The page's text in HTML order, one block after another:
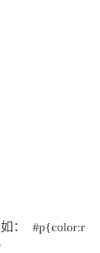
： #p{color:r